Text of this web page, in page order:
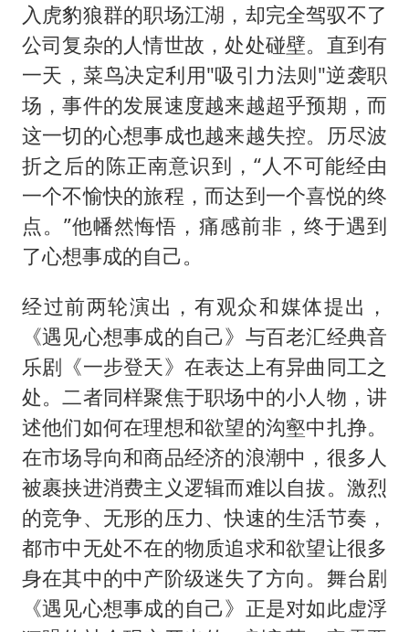
入虎豹狼群的职场江湖，却完全驾驭不了
公司复杂的人情世故，处处碰壁。直到有
一天，菜鸟决定利用"吸引力法则"逆袭职
场，事件的发展速度越来越超乎预期，而
这一切的心想事成也越来越失控。历尽波
折之后的陈正南意识到，“人不可能经由
一个不愉快的旅程，而达到一个喜悦的终
点。”他幡然悔悟，痛感前非，终于遇到
了心想事成的自己。
经过前两轮演出，有观众和媒体提出，
《遇见心想事成的自己》与百老汇经典音
乐剧《一步登天》在表达上有异曲同工之
处。二者同样聚焦于职场中的小人物，讲
述他们如何在理想和欲望的沟壑中扎挣。
在市场导向和商品经济的浪潮中，很多人
被裹挟进消费主义逻辑而难以自拔。激烈
的竞争、无形的压力、快速的生活节奏，
都市中无处不在的物质追求和欲望让很多
身在其中的中产阶级迷失了方向。舞台剧
《遇见心想事成的自己》正是对如此虚浮